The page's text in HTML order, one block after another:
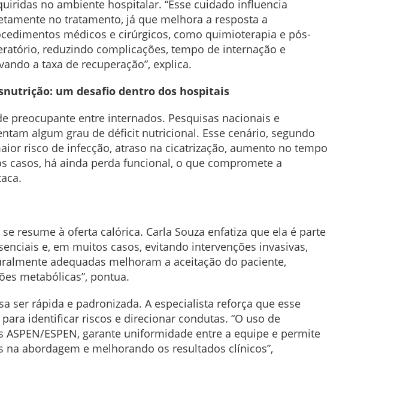
no ambiente hospitalar. “Esse cuidado influencia
no tratamento, já que melhora a resposta a
médicos e cirúrgicos, como quimioterapia e pós-
reduzindo complicações, tempo de internação e
a taxa de recuperação”, explica.
um desafio dentro dos hospitais
preocupante entre internados. Pesquisas nacionais e
algum grau de déficit nutricional. Esse cenário, segundo
risco de infecção, atraso na cicatrização, aumento no tempo
há ainda perda funcional, o que compromete a
resume à oferta calórica. Carla Souza enfatiza que ela é parte
e, em muitos casos, evitando intervenções invasivas,
adequadas melhoram a aceitação do paciente,
metabólicas”, pontua.
ser rápida e padronizada. A especialista reforça que esse
identificar riscos e direcionar condutas. “O uso de
ESPEN, garante uniformidade entre a equipe e permite
abordagem e melhorando os resultados clínicos”,